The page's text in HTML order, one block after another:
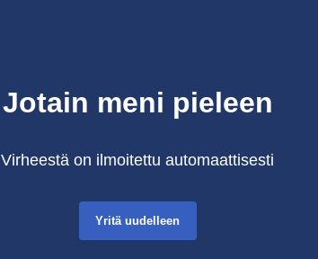
Jotain meni pieleen
Virheestä on ilmoitettu automaattisesti
Yritä uudelleen